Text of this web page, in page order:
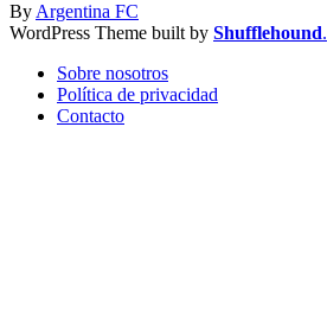
ByArgentina FC
WordPress Theme built by Shufflehound.
Sobre nosotros
Política de privacidad
Contacto